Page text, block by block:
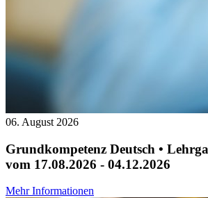
06. August 2026
Grundkompetenz Deutsch •
vom 17.08.2026 - 04.12.2026
Mehr Informationen